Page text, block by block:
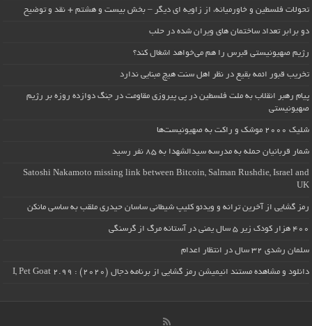
تحولات فلسطین و خاورمیانه، از زاویه ای دیگر – بخش بیست و هشتم + نقد و توضیح
دو برابر تعداد ساختمان های ویران شده در حلب
رژیم صهیونیستی قبرس را هم می‌خواهد اشغال کند؟
تخریب قبور ائمه بقیع در نظر اهل سنت هیچ مبنایی ندارد
پیام رهبر انقلاب به ملت فلسطین در پی پیروزی مقاومت در جنگ دوازده روزه بر رژیم
صهیونیستی
شلیک ۲۰۰۰ موشک و راکت به صهیونیست‌ها
شمار قربانیان حمله به مدرسه سیدالشهدا به ۸۵ نفر رسید
Satoshi Nakamoto missing link between Bitcoin, Salman Rushdie, Israel and
UK
رمز گشایی از آخرین ترانه و ویدئو کلیپ شیطانی ساسان حیدری ملقب به ساسی مانکن
۴۰۰ هزار کودک زیر ۵ سال یمنی در آستانه مرگ از گرسنگی
سلمان رشدی ۳۲ سال در انتظار اعدام
دانلود و مشاهده مستند انیمیشن رمز گشایی از برنامه دجال (۲۰۲۰) : I, Pet Goat 2.99